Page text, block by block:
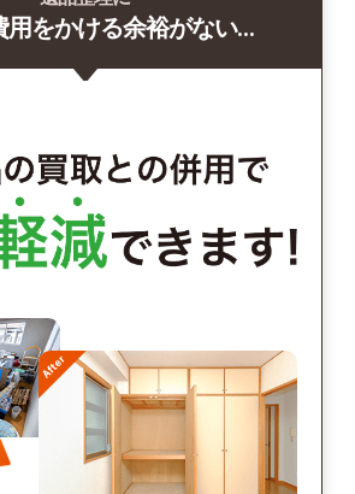
用をかける余裕がない…